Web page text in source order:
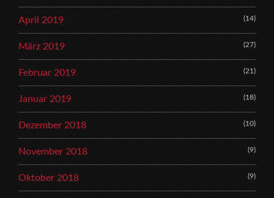
April 2019 (14)
März 2019 (27)
Februar 2019 (21)
Januar 2019 (18)
Dezember 2018 (10)
November 2018 (9)
Oktober 2018 (9)